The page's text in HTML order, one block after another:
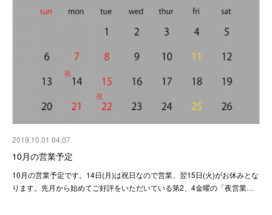
2019.10.01 04:07
10月の営業予定
10月の営業予定です。14日(月)は祝日なので営業、翌15日(火)がお休みとな
ります。先月から始めてご好評をいただいている第2、4金曜の「夜営業…